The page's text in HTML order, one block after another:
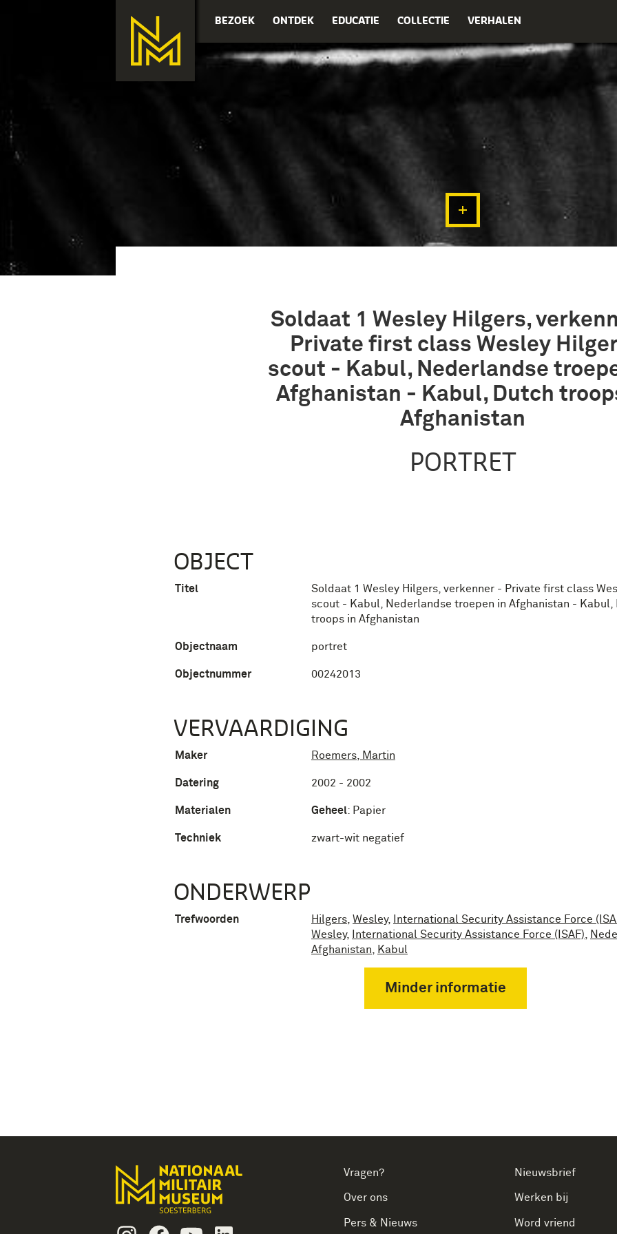
BEZOEK ONTDEK EDUCATIE COLLECTIE VERHALEN
Soldaat 1 Wesley Hilgers,
Private first class Wesley
scout - Kabul, Nederlandse
Afghanistan - Kabul, Dutch
Afghanistan
PORTRET
OBJECT
Titel
Soldaat 1 Wesley Hilgers, verkenner - Private first class
scout - Kabul, Nederlandse troepen in Afghanistan - Kabul,
troops in Afghanistan
Objectnaam portret
Objectnummer 00242013
VERVAARDIGING
Maker Roemers, Martin
Datering 2002 - 2002
Materialen Geheel: Papier
Techniek zwart-wit negatief
ONDERWERP
Trefwoorden Hilgers Wesley, International Security Assistance Force
Wesley, International Security Assistance Force (ISAF)
Afghanistan
Kabul
Minder informatie
Vragen?
Over ons
Pers & Nieuws
Nieuwsbrief
Werken bij
Word vriend